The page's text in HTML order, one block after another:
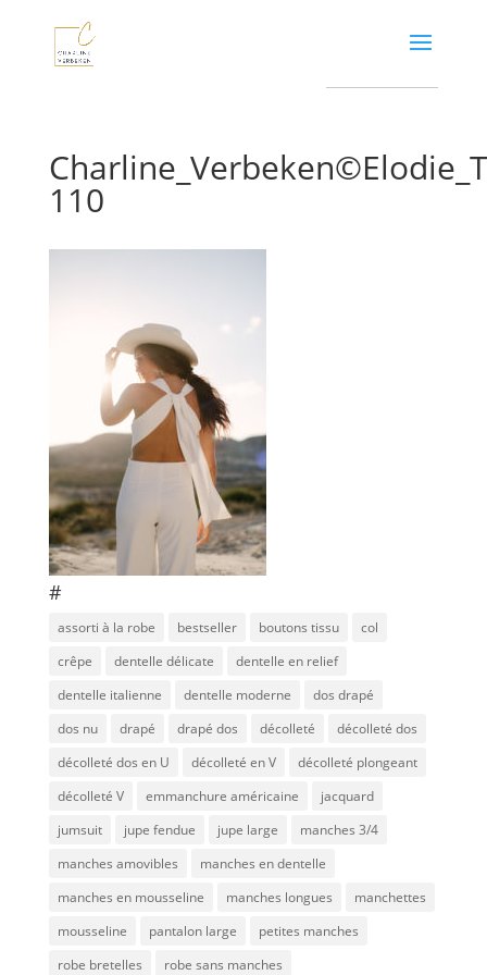
110
#
assorti à la robe bestseller boutons tissu
col
crêpe
dentelle délicate
dentelle en relief
dentelle italienne
dentelle moderne
dos drapé
dos nu
drapé drapé dos décolleté
décolleté dos
décolleté dos en U
décolleté en V
décolleté plongeant
décolleté V
emmanchure américaine
jacquard
jumsuit
jupe fendue jupe large
manches 3/4
manches amovibles
manches en dentelle
manches en mousseline
manches longues
manchettes
mousseline
pantalon large
petites manches
robe bretelles
robe sans manches